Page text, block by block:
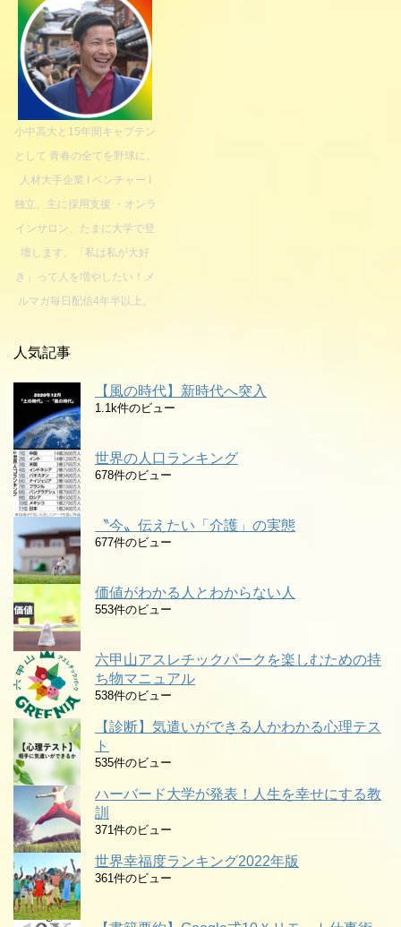
小中高大と15年間キャプテン
として 青春の全てを野球に。
人材大手企業 I ベンチャー I
独立。主に採用支援 ・オンラ
インサロン、たまに大学で登
壇します。「私は私が大好
き」って人を増やしたい！メ
ルマガ毎日配信4年半以上。
人気記事
【風の時代】新時代へ突入
1.1k件のビュー
世界の人口ランキング
678件のビュー
〝今〟伝えたい「介護」の実態
677件のビュー
価値がわかる人とわからない人
553件のビュー
六甲山アスレチックパークを楽しむための持
ち物マニュアル
538件のビュー
【診断】気遣いができる人かわかる心理テス
ト
535件のビュー
ハーバード大学が発表！人生を幸せにする教
訓
371件のビュー
世界幸福度ランキング2022年版
361件のビュー